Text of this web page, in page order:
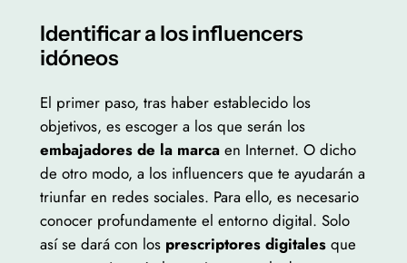
Identificar a los influencers
idóneos
El primer paso, tras haber establecido los
objetivos, es escoger a los que serán los
embajadores de la marcaen Internet. O dicho
de otro modo, a los influencers que te ayudarán a
triunfar en redes sociales. Para ello, es necesario
conocer profundamente el entorno digital. Solo
así se dará con los prescriptores digitalesque